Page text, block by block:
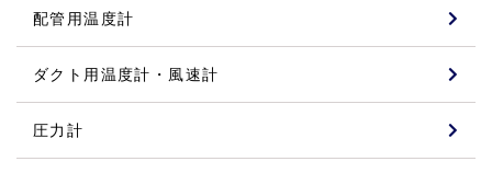
配管用温度計
ダクト用温度計・風速計
圧力計